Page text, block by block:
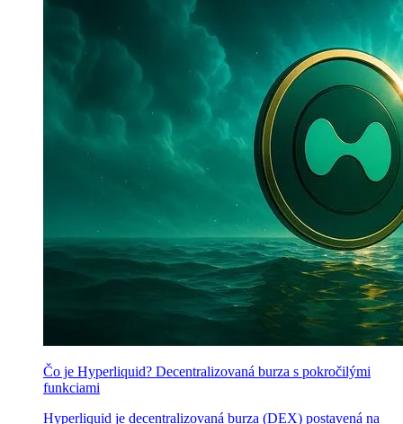
Čo je Hyperliquid? Decentralizovaná burza s pokročilými
funkciami
Hyperliquid je decentralizovaná burza (DEX) postavená na